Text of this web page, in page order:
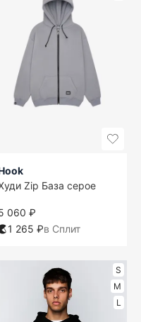
Zip База серое
060 ₽
1 265 ₽в Сплит
S
M
L